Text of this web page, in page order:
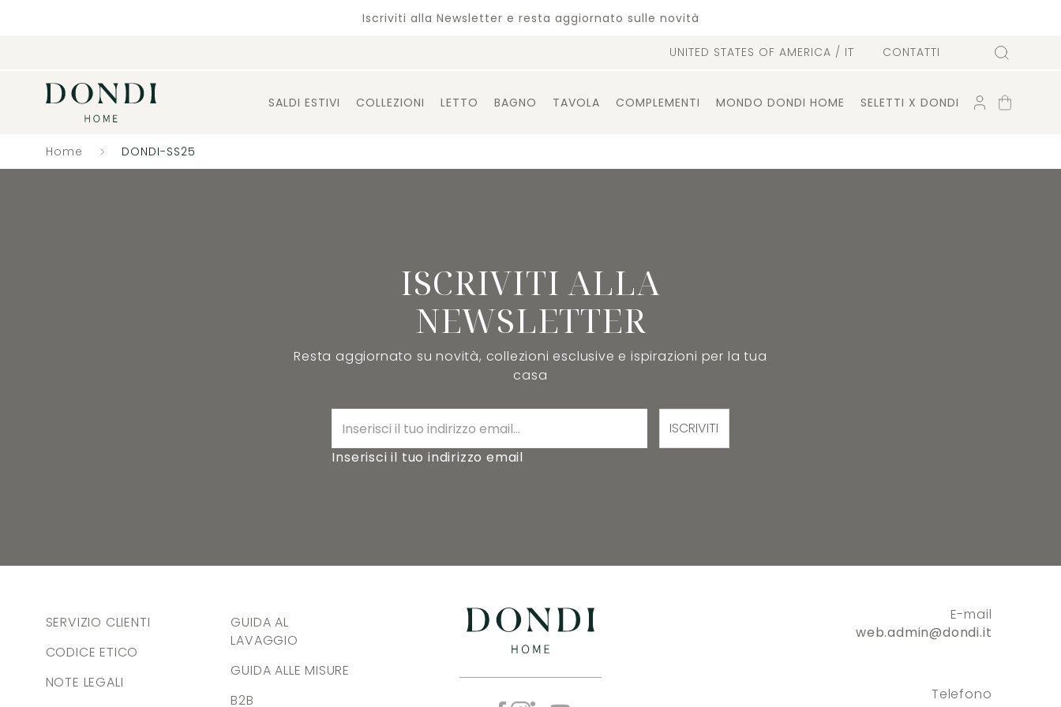
Iscriviti alla Newsletter e resta aggiornato sulle novità
UNITED STATES OF AMERICA / IT CONTATTI Cerca
SALDI ESTIVI COLLEZIONI LETTO BAGNO TAVOLA COMPLEMENTI MONDO DONDI HOME SELETTI X DONDI ACCOUNT
CARRELLO
Home DONDI-SS25
ISCRIVITI ALLA
NEWSLETTER
Resta aggiornato su novità, collezioni esclusive e ispirazioni per la tua
casa
Inserisci il tuo indirizzo email
ISCRIVITI
E-mail
web.admin@dondi.it
Telefono
SERVIZIO CLIENTI
CODICE ETICO
NOTE LEGALI
GUIDA AL
LAVAGGIO
GUIDA ALLE MISURE
B2B